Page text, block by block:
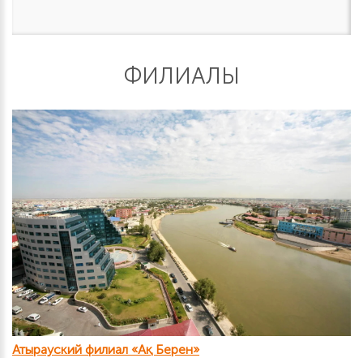
ФИЛИАЛЫ
Атырауский филиал «Ақ Берен»